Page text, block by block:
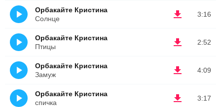
3:16
Орбакайте Кристина
Солнце
2:52
Орбакайте Кристина
Птицы
4:09
Орбакайте Кристина
Замуж
3:17
Орбакайте Кристина
спичка